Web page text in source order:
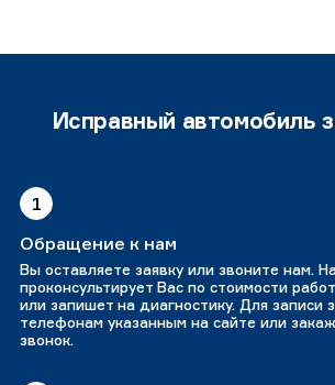
Исправный автомобиль
1
Обращение к нам
Вы оставляете заявку или звоните нам.
проконсультирует Вас по стоимости
или запишет на диагностику. Для записи
телефонам указанным на сайте или
звонок.